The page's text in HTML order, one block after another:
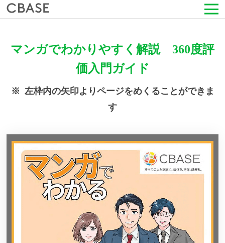
導入事例
HRコラム
お知らせ
マンガでわかりやすく解説 360度評
価入門ガイド
※ 左枠内の矢印よりページをめくることができま
す